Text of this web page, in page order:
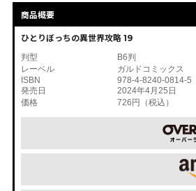
商品概要
ひとりぼっちの異世界攻略 19
判型
B6判
レーベル
ガルドコミックス
ISBN
978-4-8240-0814-5
発売日
2024年4月25日
価格
726円（税込）